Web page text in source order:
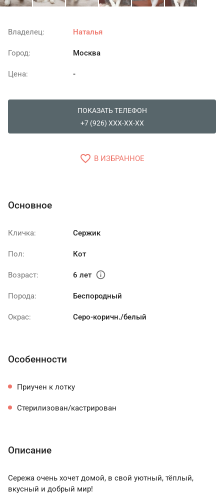
Владелец: Наталья
Город: Москва
Цена: -
ПОКАЗАТЬ ТЕЛЕФОН
+7 (926) XXX-XX-XX
favorite_border В ИЗБРАННОЕ
Основное
Кличка: Сержик
Пол: Кот
Возраст: 6 лет info
Порода: Беспородный
Окрас: Серо-коричн./белый
Особенности
Приучен к лотку
Стерилизован/кастрирован
Описание
Сережа очень хочет домой, в свой уютный, тёплый,
вкусный и добрый мир!